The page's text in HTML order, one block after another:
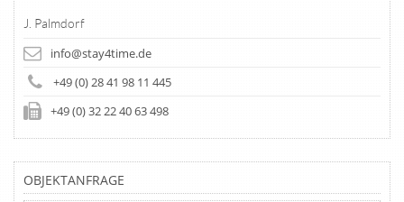
J. Palmdorf
info@stay4time.de
+49 (0) 28 41 98 11 445
+49 (0) 32 22 40 63 498
OBJEKTANFRAGE